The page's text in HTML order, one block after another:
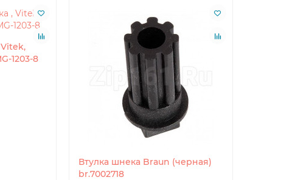
1203-8
Втулка шнека Braun (черная)
br.7002718